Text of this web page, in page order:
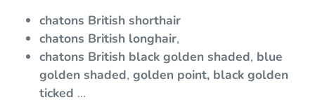
chatons British shorthair
chatons British longhair,
chatons British black golden shaded, blue
golden shaded, golden point, black golden
ticked ...